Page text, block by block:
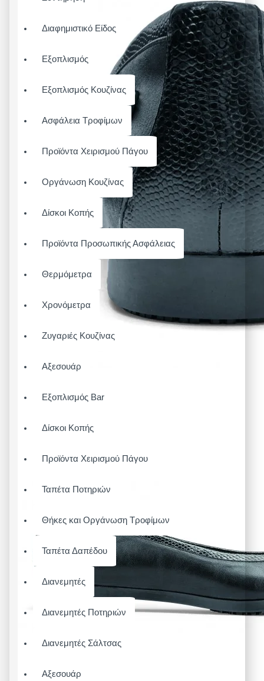
Διαφημιστικό Είδος
Εξοπλισμός
Εξοπλισμός Κουζίνας
Ασφάλεια Τροφίμων
Προϊόντα Χειρισμού Πάγου
Οργάνωση Κουζίνας
Δίσκοι Κοπής
Προϊόντα Προσωπικής Ασφάλειας
Θερμόμετρα
Χρονόμετρα
Ζυγαριές Κουζίνας
Αξεσουάρ
Εξοπλισμός Bar
Δίσκοι Κοπής
Προϊόντα Χειρισμού Πάγου
Ταπέτα Ποτηριών
Θήκες και Οργάνωση Τροφίμων
Ταπέτα Δαπέδου
Διανεμητές
Διανεμητές Ποτηριών
Διανεμητές Σάλτσας
Αξεσουάρ